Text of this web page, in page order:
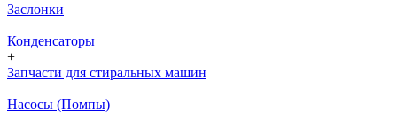
Заслонки
Конденсаторы
+
Запчасти для стиральных машин
Насосы (Помпы)